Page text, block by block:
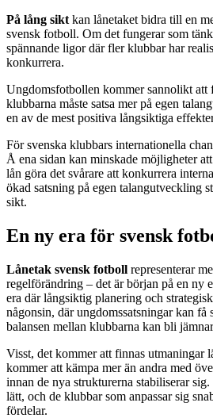
På lång sikt kan lånetaket bidra till en
svensk fotboll. Om det fungerar som
spännande ligor där fler klubbar har
konkurrera.
Ungdomsfotbollen kommer sannolikt att
klubbarna måste satsa mer på egen
en av de mest positiva långsiktiga
För svenska klubbars internationella
Å ena sidan kan minskade möjligheter
lån göra det svårare att konkurrera
ökad satsning på egen talangutveckling
sikt.
En ny era för svensk
Lånetak svensk fotboll representerar
regelförändring – det är början på en ny
era där långsiktig planering och
någonsin, där ungdomssatsningar kan få
balansen mellan klubbarna kan bli
Visst, det kommer att finnas utmaningar
kommer att kämpa mer än andra med
innan de nya strukturerna stabiliserar
lätt, och de klubbar som anpassar sig
fördelar.